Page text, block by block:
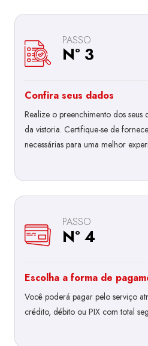
PASSO
Nº 3
Confira seus dados
Realize o preenchimento dos
da vistoria. Certifique-se de
necessárias para uma melhor
PASSO
Nº 4
Escolha a forma de
Você poderá pagar pelo serviço
crédito, débito ou PIX com total